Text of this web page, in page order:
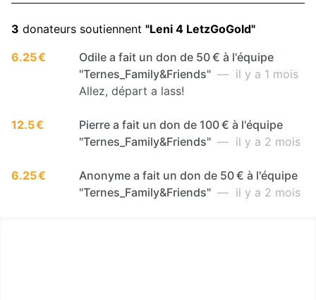
3 donateurs soutiennent "Leni 4 LetzGoGold"
6.25 €
Odile a fait un don de 50 € à l'équipe
"Ternes_Family&Friends" — il y a 1 mois
Allez, départ a lass!
12.5 €
Pierre a fait un don de 100 € à l'équipe
"Ternes_Family&Friends" — il y a 2 mois
6.25 €
Anonyme a fait un don de 50 € à l'équipe
"Ternes_Family&Friends" — il y a 2 mois